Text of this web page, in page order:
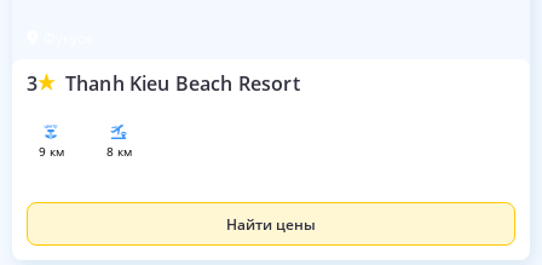
3 Thanh Kieu Beach Resort
9 км 8 км
Найти цены